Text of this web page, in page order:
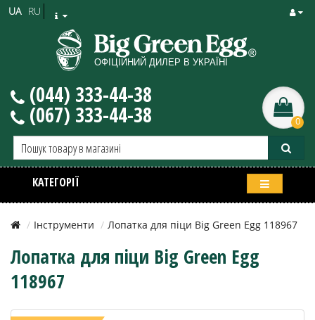
RU
UA
(044) 333-44-38
(067) 333-44-38 0
КАТЕГОРІЇ
Інструменти Лопатка для піци Big Green Egg 118967
Лопатка для піци Big Green Egg
118967